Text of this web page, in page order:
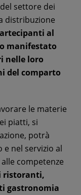
settore dei
distribuzione
al
manifestato
nelle loro
del comparto
le materie
piatti, si
potrà
nel servizio al
alle competenze
ristoranti,
gastronomia